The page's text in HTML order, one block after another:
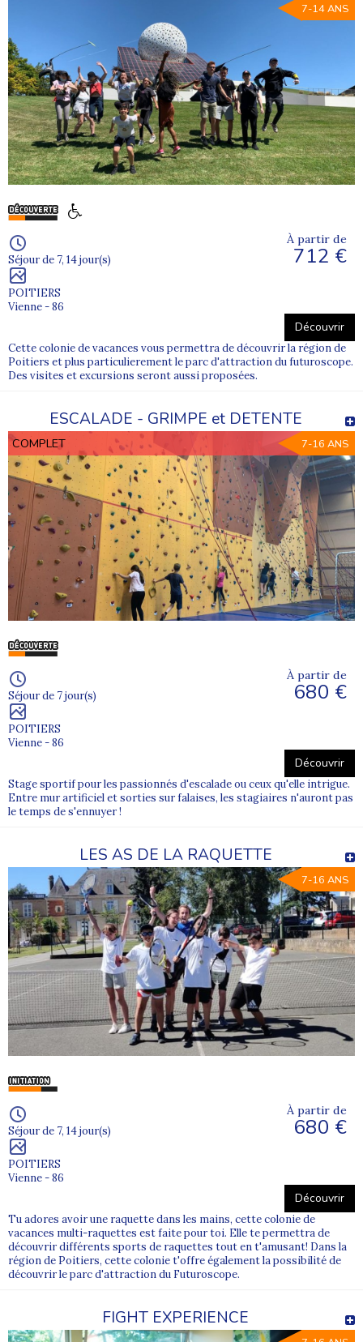
7-14 ANS
Séjour de 7, 14 jour(s)
POITIERS
Vienne - 86
À partir de
712 €
Découvrir
Cette colonie de vacances vous permettra de découvrir la région de
Poitiers et plus particulierement le parc d'attraction du futuroscope.
Des visites et excursions seront aussi proposées.
ESCALADE - GRIMPE et DETENTE
COMPLET 7-16 ANS
Séjour de 7 jour(s)
POITIERS
Vienne - 86
À partir de
680 €
Découvrir
Stage sportif pour les passionnés d'escalade ou ceux qu'elle intrigue.
Entre mur artificiel et sorties sur falaises, les stagiaires n'auront pas
le temps de s'ennuyer !
LES AS DE LA RAQUETTE
7-16 ANS
Séjour de 7, 14 jour(s)
POITIERS
Vienne - 86
À partir de
680 €
Découvrir
Tu adores avoir une raquette dans les mains, cette colonie de
vacances multi-raquettes est faite pour toi. Elle te permettra de
découvrir différents sports de raquettes tout en t'amusant! Dans la
région de Poitiers, cette colonie t'offre également la possibilité de
découvrir le parc d'attraction du Futuroscope.
FIGHT EXPERIENCE